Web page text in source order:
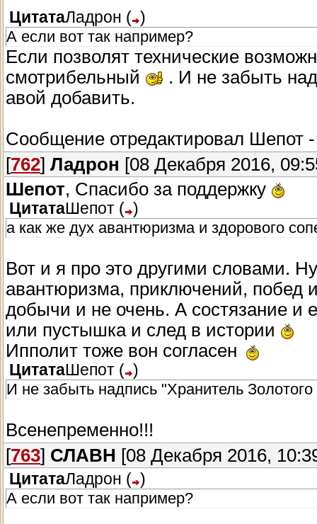
ЦитатаЛадрон ( )
А если вот так например?
Если позволят технические
смотрибельный
. И не забыть
авой добавить.
Сообщение отредактировал Шепот
[762] Ладрон [08 Декабря 2016,
Шепот, Спасибо за поддержку
ЦитатаШепот ( )
а как же дух авантюризма и здорового
Вот и я про это другими словами.
авантюризма, приключений, побед
добычи и не очень. А состязание и
или пустышка и след в истории
Ипполит тоже вон согласен
ЦитатаШепот ( )
И не забыть надпись "Хранитель
Всенепременно!!!
[763] СЛАВН [08 Декабря 2016,
ЦитатаЛадрон ( )
А если вот так например?